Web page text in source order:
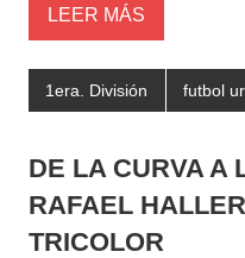
LEER MÁS
1era. División futbol
DE LA CURVA A
RAFAEL
TRICOLOR